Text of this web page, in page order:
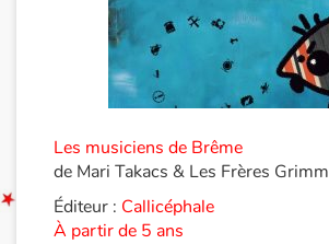
Fêtes et évènements
Amour et amitié
Sujets de société
Émotions et sentiments
Les musiciens de Brême
de Mari Takacs & Les Frères Grimm
Éditeur : Callicéphale
À partir de 5 ans